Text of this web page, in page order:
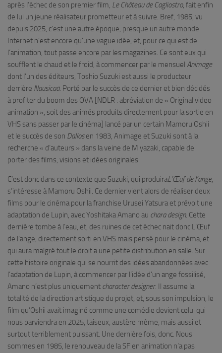
après l’échec de son premier film, Le Château de Cagliostro, fait enfin
de lui un jeune réalisateur prometteur et à suivre. Bref, 1985, vu
depuis 2025, c’est une autre époque, presque un autre monde.
Internet n’est encore qu’une vague idée, et, pour ce qui est de
l’animation, tout passe encore par les magazines. Ce sont eux qui
soufflent le chaud et le froid, à commencer par le mensuel Animage
dont l’un des éditeurs, Toshio Suzuki est aussi le producteur
derrière Nausicaä. Porté par le succès de ce dernier et bien décidés
à profiter du boom des OVA [NDLR : abréviation de « Original video
animation », soit des animés produits directement pour la sortie en
VHS sans passer par le cinéma] lancé par un certain Mamoru Oshii
et le succès de son Dallosen 1983, Animage et Suzuki sont à la
recherche « d’auteurs » dans la veine de Miyazaki, capable de
porter des films, visions et idées originales.
C’est donc dans ce contexte que Suzuki, qui produiraL’Œuf de l’ange,
s’intéresse à Mamoru Oshii. Ce dernier vient alors de réaliser deux
films pour le cinéma pour la franchise Urusei Yatsura et prévoit une
adaptation de Lupin, avec Yoshitaka Amano au chara design. Cette
dernière tombe à l’eau, et, des ruines de cet échec nait donc L’Œuf
de l’ange, directement sorti en VHS mais pensé pour le cinéma, et
qui aura malgré tout le droit a une petite distribution en salle. Sur
cette histoire originale qui se nourrit des idées abandonnées avec
l’adaptation de Lupin, à commencer par l’idée d’un ange fossilisé,
Amano n’est plus uniquement character designer. Il assume la
totalité de la direction artistique du projet, et, sous son impulsion, le
film qu’Oshii avait imaginé comme une comédie devient celui qui
nous parviendra en 2025, taiseux, austère même, mais aussi et
surtout terriblement puissant. Une dernière fois, donc. Nous
sommes en 1985, le renouveau de la SF en animation n’a pas